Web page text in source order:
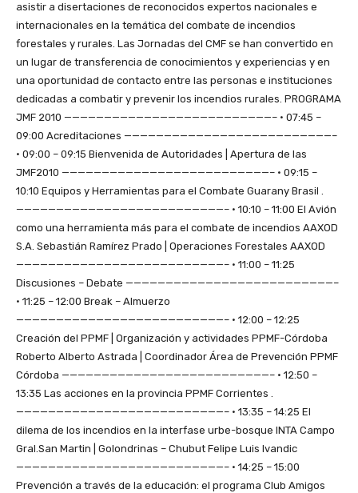
asistir a disertaciones de reconocidos expertos nacionales e
internacionales en la temática del combate de incendios
forestales y rurales. Las Jornadas del CMF se han convertido en
un lugar de transferencia de conocimientos y experiencias y en
una oportunidad de contacto entre las personas e instituciones
dedicadas a combatir y prevenir los incendios rurales. PROGRAMA
JMF 2010 ——————————————————————————– • 07:45 –
09:00 Acreditaciones ——————————————————————————–
• 09:00 – 09:15 Bienvenida de Autoridades | Apertura de las
JMF2010 ——————————————————————————– • 09:15 –
10:10 Equipos y Herramientas para el Combate Guarany Brasil .
——————————————————————————– • 10:10 – 11:00 El Avión
como una herramienta más para el combate de incendios AAXOD
S.A. Sebastián Ramírez Prado | Operaciones Forestales AAXOD
——————————————————————————– • 11:00 – 11:25
Discusiones – Debate ——————————————————————————–
• 11:25 – 12:00 Break – Almuerzo
——————————————————————————– • 12:00 – 12:25
Creación del PPMF | Organización y actividades PPMF-Córdoba
Roberto Alberto Astrada | Coordinador Área de Prevención PPMF
Córdoba ——————————————————————————– • 12:50 –
13:35 Las acciones en la provincia PPMF Corrientes .
——————————————————————————– • 13:35 – 14:25 El
dilema de los incendios en la interfase urbe-bosque INTA Campo
Gral.San Martin | Golondrinas – Chubut Felipe Luis Ivandic
——————————————————————————– • 14:25 – 15:00
Prevención a través de la educación: el programa Club Amigos